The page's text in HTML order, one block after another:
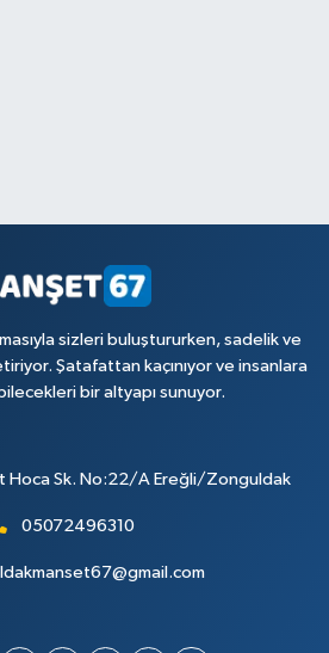
sizleri buluştururken, sadelik ve
Şatafattan kaçınıyor ve insanlara
bir altyapı sunuyor.
Hoca Sk. No:22/A Ereğli/Zonguldak
05072496310